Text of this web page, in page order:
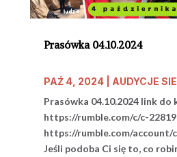
Prasówka 04.10.2024
PAŹ 4, 2024| AUDYCJE
Prasówka 04.10.2024 link do
https://rumble.com/c/c-
https://rumble.com/account/
Jeśli podoba Ci się to, co